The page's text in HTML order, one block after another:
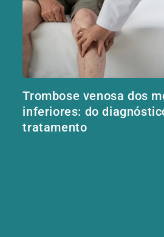
Trombose venosa dos
inferiores: do
tratamento